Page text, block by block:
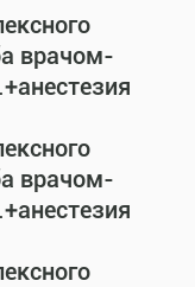
врачом-
врачом-